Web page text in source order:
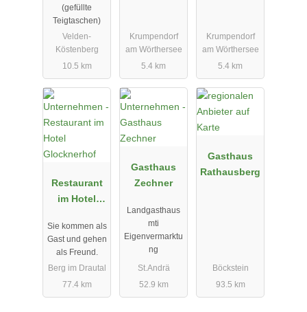
(gefüllte
Teigtaschen)
Velden-
Köstenberg
10.5 km
Krumpendorf
am Wörthersee
5.4 km
Krumpendorf
am Wörthersee
5.4 km
Restaurant
im Hotel
Sie kommen als
Gast und gehen
als Freund.
Berg im Drautal
77.4 km
Gasthaus
Zechner
Landgasthaus
mti
Eigenvermarktu
ng
St.Andrä
52.9 km
Gasthaus
Rathausberg
Böckstein
93.5 km